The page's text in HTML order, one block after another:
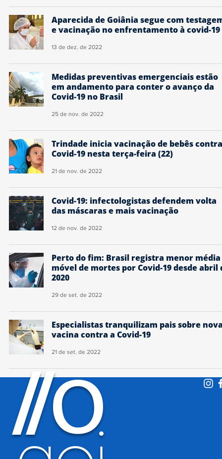
Aparecida de Goiânia segue com
e vacinação no enfrentamento à covid-19
13 de dez. de 2022
Medidas preventivas emergenciais estão
em andamento para conter o avanço da
Covid-19 no Brasil
25 de nov. de 2022
Trindade inicia vacinação de bebês contra
Covid-19 nesta terça-feira (22)
21 de nov. de 2022
Covid-19: infectologistas defendem volta
das máscaras e mais vacinação
12 de nov. de 2022
Perto do fim: Brasil registra menor média
móvel de mortes por Covid-19 desde abril
2020
29 de set. de 2022
Especialistas tranquilizam pais sobre
vacina contra a Covid-19
21 de set. de 2022
//O